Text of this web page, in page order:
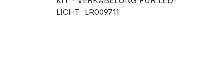
LICHT LR009711